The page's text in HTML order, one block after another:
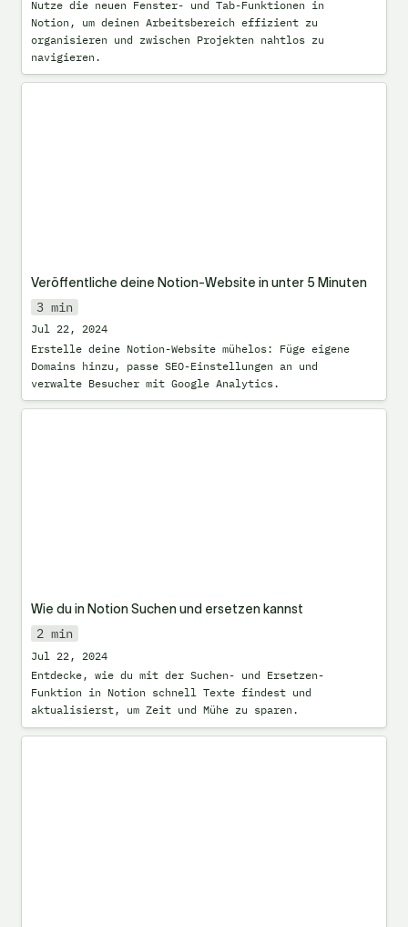
Nutze die neuen Fenster- und Tab-Funktionen in
Notion, um deinen Arbeitsbereich effizient zu
organisieren und zwischen Projekten nahtlos zu
navigieren.
Veröffentliche deine Notion-Website in unter 5 Minuten
3 min
Jul 22, 2024
Erstelle deine Notion-Website mühelos: Füge eigene
Domains hinzu, passe SEO-Einstellungen an und
verwalte Besucher mit Google Analytics.
Wie du in Notion Suchen und ersetzen kannst
2 min
Jul 22, 2024
Entdecke, wie du mit der Suchen- und Ersetzen-
Funktion in Notion schnell Texte findest und
aktualisierst, um Zeit und Mühe zu sparen.